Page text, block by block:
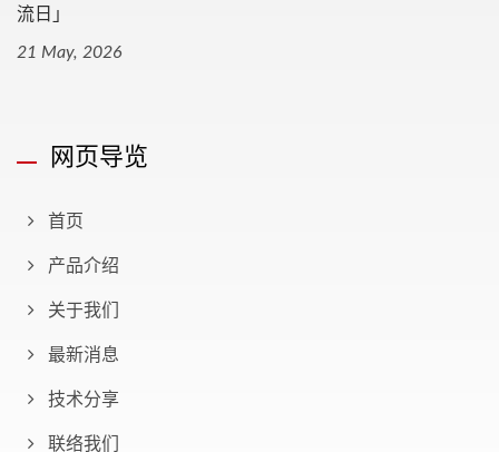
流日」
21 May, 2026
网页导览
首页
产品介绍
关于我们
最新消息
技术分享
联络我们